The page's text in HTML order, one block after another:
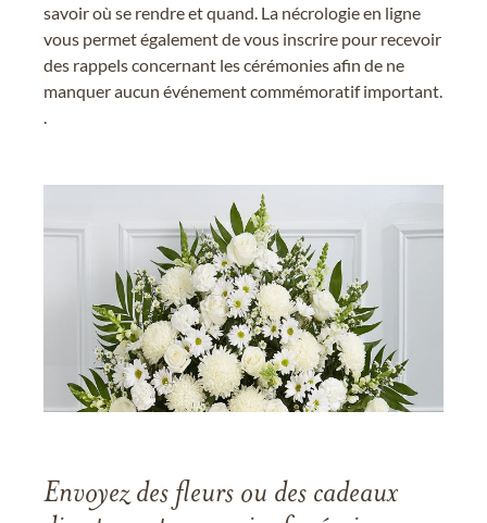
savoir où se rendre et quand. La nécrologie en ligne
vous permet également de vous inscrire pour recevoir
des rappels concernant les cérémonies afin de ne
manquer aucun événement commémoratif important.
Envoyez des fleurs ou des cadeaux